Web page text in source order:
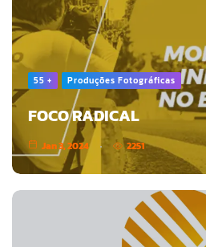
55 + Produções Fotográficas
FOCO RADICAL
Jan 3, 2024 2251